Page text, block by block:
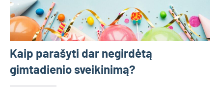
Kaip parašyti dar negirdėtą
gimtadienio sveikinimą?